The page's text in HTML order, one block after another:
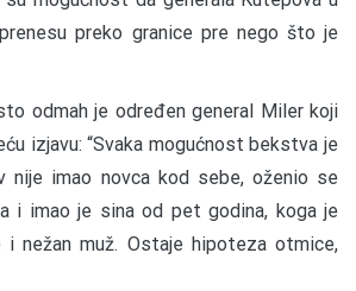
preko granice pre nego što je
odmah je određen general Miler koji
izjavu: “Svaka mogućnost bekstva je
nije imao novca kod sebe, oženio se
i imao je sina od pet godina, koga je
i nežan muž. Ostaje hipoteza otmice,